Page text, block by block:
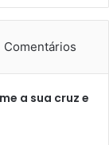
Comentários
a sua cruz e